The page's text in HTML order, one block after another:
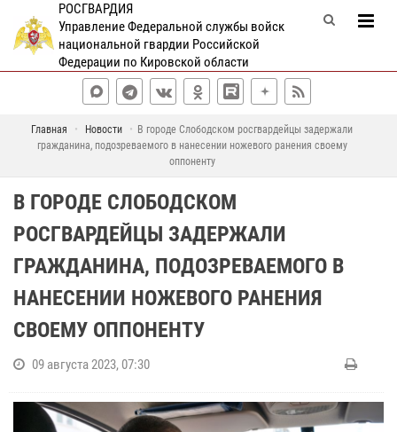
РОСГВАРДИЯ
Управление Федеральной службы войск
национальной гвардии Российской
Федерации по Кировской области
Главная Новости
В городе Слободском росгвардейцы задержали
гражданина, подозреваемого в нанесении ножевого ранения своему
оппоненту
В ГОРОДЕ СЛОБОДСКОМ
РОСГВАРДЕЙЦЫ ЗАДЕРЖАЛИ
ГРАЖДАНИНА, ПОДОЗРЕВАЕМОГО В
НАНЕСЕНИИ НОЖЕВОГО РАНЕНИЯ
СВОЕМУ ОППОНЕНТУ
09 августа 2023, 07:30